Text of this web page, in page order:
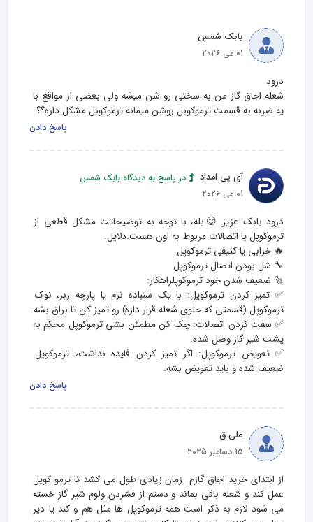
بابک شمس
01 می 2026
شعله اجاق گاز من به سختی رو شن میشه ولی بعضی از مواقع با
یه ضربه به قسمت ترموکوبل روشن میمانه ترموکوبل مشکل داره؟؟
پاسخ دادن
آی پی امداد
در پاسخ به دیدگاه بابک شمس
01 می 2026
درود بابک عزیز 😌بله، با توجه به توضیحاتت مشکل قطعی از
✅ تمیز کردن ترموکوپل: با یک سنباده نرم یا پارچه زبر، نوک
✅ سفت کردن اتصالات: چک کن مطمئن بشی ترموکوپل محکم به
✅ تعویض ترموکوپل: اگر تمیز کردن فایده نداشت، ترموکوپل
ضعیف شده و باید تعویض بشه.
پاسخ دادن
علی ق
15 دسامبر 2025
از ابتدای خرید اجاق گازم  زمان زیادی طول می کشد تا ترمو کوپل
عمل کند و شعله باقی بماند و دستم از فشردن ولوم شیر گاز خسته
می شود لازم به ذکر است همه ترموکوپل ها مثل هم و کند یا دیر